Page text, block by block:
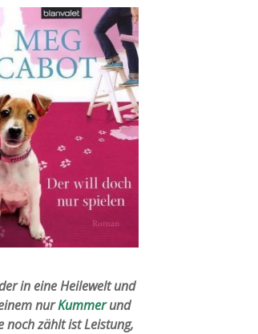
in eine Heilewelt und
nurKummerund
noch zählt ist Leistung,